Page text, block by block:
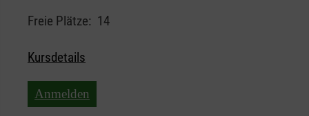
Freie Plätze: 14
Kursdetails
Anmelden